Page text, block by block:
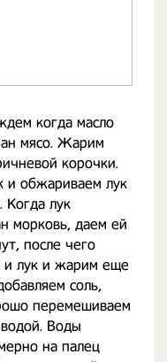
когда масло
мясо. Жарим
корочки.
и обжариваем лук
Когда лук
морковь, даем ей
после чего
и лук и жарим еще
соль,
перемешиваем
Воды
на палец